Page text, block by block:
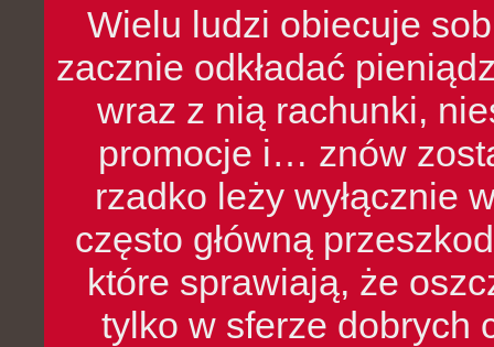
Wielu ludzi obiecuje
zacznie odkładać
wraz z nią rachunki,
promocje i… znów
rzadko leży wyłącznie
często główną
które sprawiają, że
tylko w sferze dobrych